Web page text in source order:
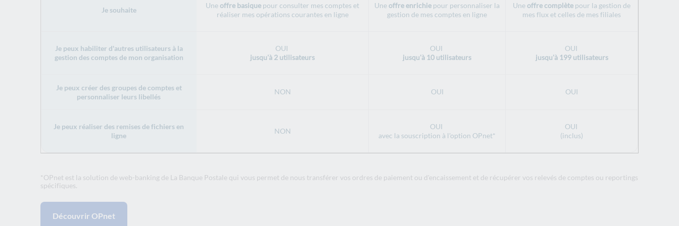
Je souhaite
Une offre basique pour consulter mes comptes et
réaliser mes opérations courantes en ligne
Une offre enrichie pour personnaliser la
gestion de mes comptes en ligne
Une offre complète pour la gestion de
mes flux et celles de mes filiales
Je peux habiliter d'autres utilisateurs à la
gestion des comptes de mon organisation
OUI
jusqu'à 2 utilisateurs
OUI
jusqu'à 10 utilisateurs
OUI
jusqu'à 199 utilisateurs
Je peux créer des groupes de comptes et
personnaliser leurs libellés
NON OUI OUI
Je peux réaliser des remises de fichiers en
ligne
NON
OUI
avec la souscription à l'option OPnet*
OUI
(inclus)
*OPnet est la solution de web-banking de La Banque Postale qui vous permet de nous transférer vos ordres de paiement ou d'encaissement et de récupérer vos relevés de comptes ou reportings
spécifiques.
Découvrir OPnet